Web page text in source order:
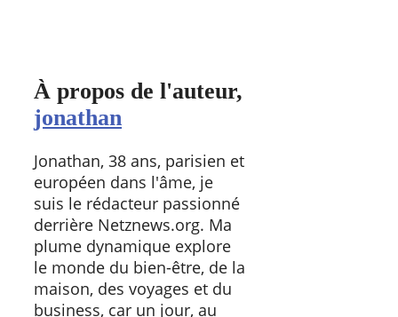
À propos de l'auteur,
jonathan
Jonathan, 38 ans, parisien et
européen dans l'âme, je
suis le rédacteur passionné
derrière Netznews.org. Ma
plume dynamique explore
le monde du bien-être, de la
maison, des voyages et du
business, car un jour, au